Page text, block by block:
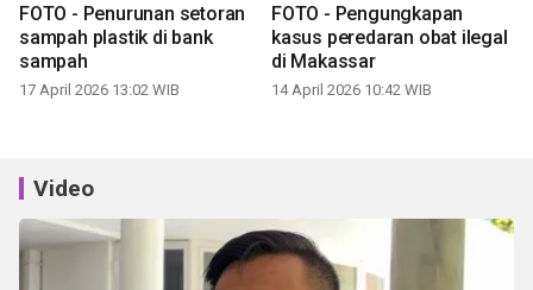
FOTO - Penurunan setoran
sampah plastik di bank
sampah
17 April 2026 13:02 WIB
FOTO - Pengungkapan
kasus peredaran obat ilegal
di Makassar
14 April 2026 10:42 WIB
Video